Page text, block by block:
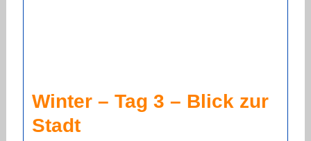
Winter – Tag 3 – Blick zur
Stadt